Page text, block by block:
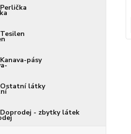
Perlička
Tesilen
Kanava-pásy
Ostatní látky
Doprodej - zbytky látek